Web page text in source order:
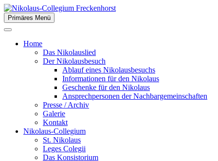
Zum
Inhalt
springen
Nikolaus-Collegium
Freckenhorst
der Stiftsstadt Freckenhorst e.V.
Primäres Menü
Home
Das Nikolauslied
Der Nikolausbesuch
Ablauf eines Nikolausbesuchs
Informationen für den Nikolaus
Geschenke für den Nikolaus
Ansprechpersonen der Nachbargemeinschaften
Presse / Archiv
Galerie
Kontakt
Nikolaus-Collegium
St. Nikolaus
Leges Colegii
Das Konsistorium